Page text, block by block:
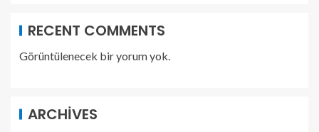
RECENT COMMENTS
Görüntülenecek bir yorum yok.
ARCHIVES